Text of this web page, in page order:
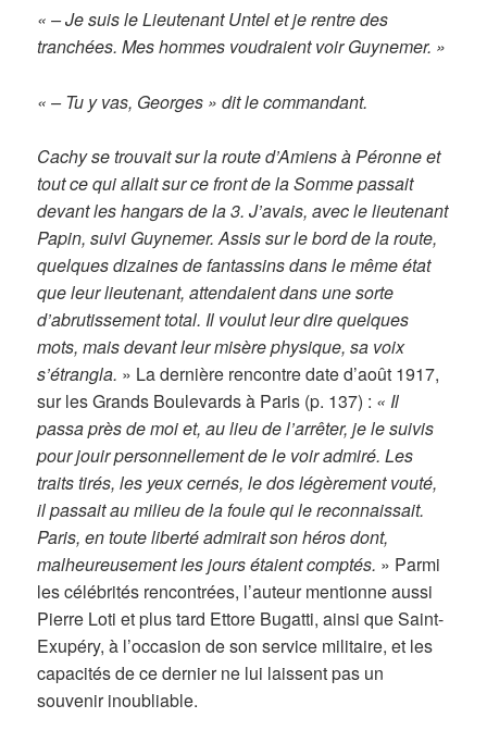
« – Je suis le Lieutenant Untel et je rentre des
tranchées. Mes hommes voudraient voir Guynemer. »
« – Tu y vas, Georges » dit le commandant.
Cachy se trouvait sur la route d’Amiens à Péronne et
tout ce qui allait sur ce front de la Somme passait
devant les hangars de la 3. J’avais, avec le lieutenant
Papin, suivi Guynemer. Assis sur le bord de la route,
quelques dizaines de fantassins dans le même état
que leur lieutenant, attendaient dans une sorte
d’abrutissement total. Il voulut leur dire quelques
mots, mais devant leur misère physique, sa voix
s’étrangla. » La dernière rencontre date d’août 1917,
sur les Grands Boulevards à Paris (p. 137) : « Il
passa près de moi et, au lieu de l’arrêter, je le suivis
pour jouir personnellement de le voir admiré. Les
traits tirés, les yeux cernés, le dos légèrement vouté,
il passait au milieu de la foule qui le reconnaissait.
Paris, en toute liberté admirait son héros dont,
malheureusement les jours étaient comptés. » Parmi
les célébrités rencontrées, l’auteur mentionne aussi
Pierre Loti et plus tard Ettore Bugatti, ainsi que Saint-
Exupéry, à l’occasion de son service militaire, et les
capacités de ce dernier ne lui laissent pas un
souvenir inoubliable.